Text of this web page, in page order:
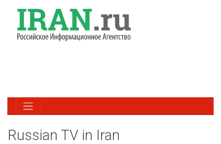
Russian TV in Iran